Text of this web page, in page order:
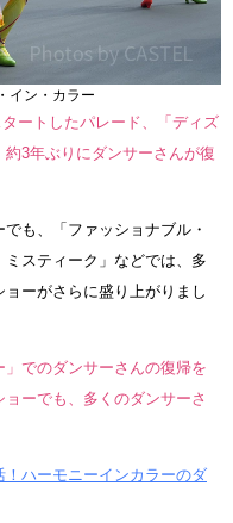
イン・カラー
ートしたパレード、「ディズ
3年ぶりにダンサーさんが復
も、「ファッショナブル・
スティーク」などでは、多
ーがさらに盛り上がりまし
」でのダンサーさんの復帰を
ーでも、多くのダンサーさ
ハーモニーインカラーのダ